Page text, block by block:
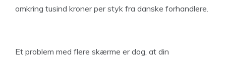
omkring tusind kroner per styk fra danske forhandlere.
Et problem med flere skærme er dog, at din